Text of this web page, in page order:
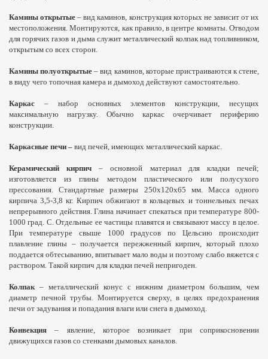
Камины открытые – вид каминов, конструкция которых не зависит от их
местоположения. Монтируются, как правило, в центре комнаты. Отводом
для горячих газов и дыма служит металлический колпак над топливником,
открытым со всех сторон.
Камины полуоткрытые – вид каминов, которые пристраиваются к стене,
в виду чего топочная камера и дымоход действуют самостоятельно.
Каркас – набор основных элементов конструкции, несущих
максимальную нагрузку. Обычно каркас очерчивает периферию
конструкции.
Каркасные печи – вид печей, имеющих металлический каркас.
Керамический кирпич – основной материал для кладки печей;
изготовляется из глины методом пластического или полусухого
прессования. Стандартные размеры 250х120х65 мм. Масса одного
кирпича 3,5-3,8 кг. Кирпич обжигают в кольцевых и тоннельных печах
непрерывного действия. Глина начинает спекаться при температуре 800-
1000 град. С. Отдельные ее частицы плавятся и связывают массу в целое.
При температуре свыше 1000 градусов по Цельсию происходит
плавление глины – получается пережженный кирпич, который плохо
поддается обтесыванию, впитывает мало воды и поэтому слабо вяжется с
раствором. Такой кирпич для кладки печей непригоден.
Колпак– металлический конус с нижним диаметром большим, чем
диаметр печной трубы. Монтируется сверху, в целях предохранения
печи от задувания и попадания влаги или снега в дымоход.
Конвекция – явление, которое возникает при соприкосновении
движущихся газов со стенками дымовых каналов.